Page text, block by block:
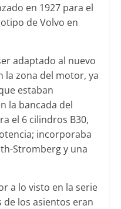
en 1927 para el
de Volvo en
adaptado al nuevo
la zona del motor, ya
estaban
la bancada del
el 6 cilindros B30,
incorporaba
Stromberg y una
a lo visto en la serie
de los asientos eran